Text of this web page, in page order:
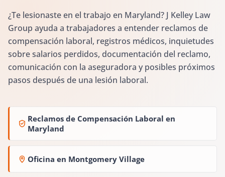
¿Te lesionaste en el trabajo en Maryland? J Kelley Law
Group ayuda a trabajadores a entender reclamos de
compensación laboral, registros médicos, inquietudes
sobre salarios perdidos, documentación del reclamo,
comunicación con la aseguradora y posibles próximos
pasos después de una lesión laboral.
Reclamos de Compensación Laboral en
Maryland
Oficina en Montgomery Village